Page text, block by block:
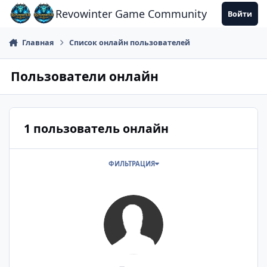
Перейти к содержаниюRevowinter Game Community Войти
Главная Список онлайн пользователей
Пользователи онлайн
1 пользователь онлайн
ФИЛЬТРАЦИЯ